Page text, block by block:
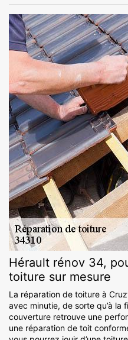
Hérault rénov 34,
toiture sur mesure
La réparation de toiture à
avec minutie, de sorte qu’à la
couverture retrouve une
une réparation de toit